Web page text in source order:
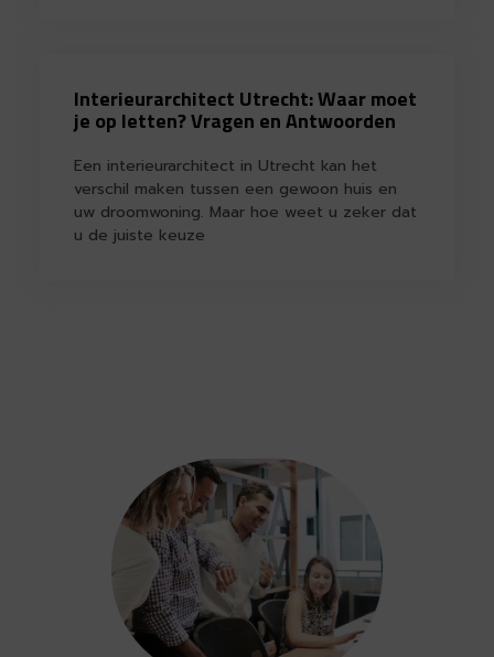
Interieurarchitect Utrecht: Waar moet
je op letten? Vragen en Antwoorden
Een interieurarchitect in Utrecht kan het
verschil maken tussen een gewoon huis en
uw droomwoning. Maar hoe weet u zeker dat
u de juiste keuze